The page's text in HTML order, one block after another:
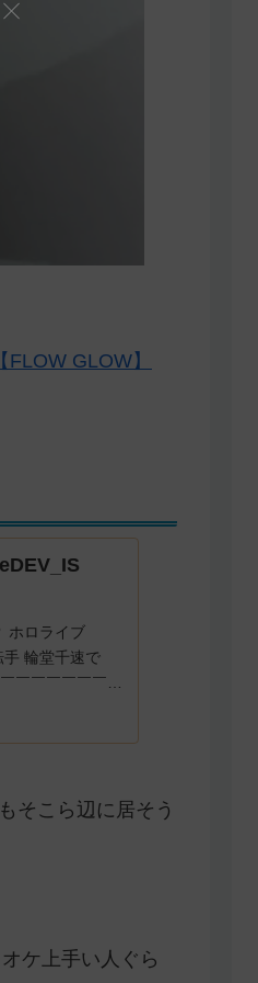
GLOW】
ホロライブ
輪堂千速で
￣￣￣￣￣￣ハ
そこら辺に居そう
ケ上手い人ぐら